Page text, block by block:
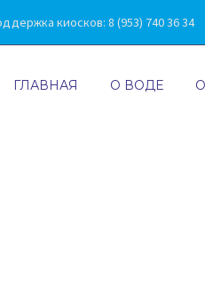
киосков: 8 (953) 740 36 34
ГЛАВНАЯ О ВОДЕ